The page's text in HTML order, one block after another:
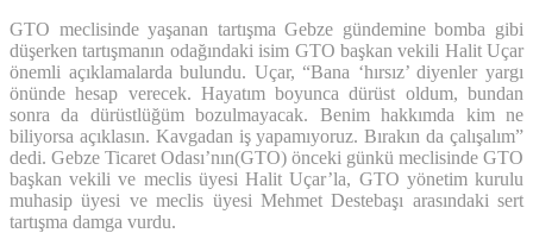
GTO meclisinde yaşanan tartışma Gebze gündemine bomba gibi
düşerken tartışmanın odağındaki isim GTO başkan vekili Halit Uçar
önemli açıklamalarda bulundu. Uçar, “Bana ‘hırsız’ diyenler yargı
önünde hesap verecek. Hayatım boyunca dürüst oldum, bundan
sonra da dürüstlüğüm bozulmayacak. Benim hakkımda kim ne
biliyorsa açıklasın. Kavgadan iş yapamıyoruz. Bırakın da çalışalım”
dedi. Gebze Ticaret Odası’nın(GTO) önceki günkü meclisinde GTO
başkan vekili ve meclis üyesi Halit Uçar’la, GTO yönetim kurulu
muhasip üyesi ve meclis üyesi Mehmet Destebaşı arasındaki sert
tartışma damga vurdu.